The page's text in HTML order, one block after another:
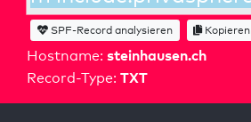
Hostname: steinhausen.ch
Record-Type: TXT
SPF-Record analysieren Kopieren